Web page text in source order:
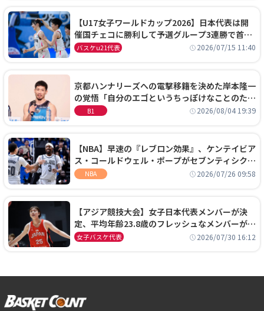
【U17女子ワールドカップ2026】日本代表は開
催国チェコに勝利して予選グループ3連勝で首位
通過！準々決勝の相手はエジプトに決定
バスケu21代表 2026/07/15 11:40
京都ハンナリーズへの電撃移籍を決めた岸本隆一
の覚悟「自分のエゴというちっぽけなことのため
に、京都に来たわけではない」
B1 2026/08/04 19:39
【NBA】早速の『レブロン効果』、ケンテイビア
ス・コールドウェル・ポープがセブンティシクサ
ーズに1年契約で加入
NBA 2026/07/26 09:58
【アジア競技大会】女子日本代表メンバーが決
定、平均年齢23.8歳のフレッシュなメンバーが日
本開催の大舞台で頂点を狙う
女子バスケ代表 2026/07/30 16:12